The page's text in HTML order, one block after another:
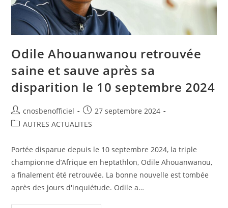
Odile Ahouanwanou retrouvée
saine et sauve après sa
disparition le 10 septembre 2024
cnosbenofficiel
27 septembre 2024
AUTRES ACTUALITES
Portée disparue depuis le 10 septembre 2024, la triple
championne d’Afrique en heptathlon, Odile Ahouanwanou,
a finalement été retrouvée. La bonne nouvelle est tombée
après des jours d'inquiétude. Odile a…